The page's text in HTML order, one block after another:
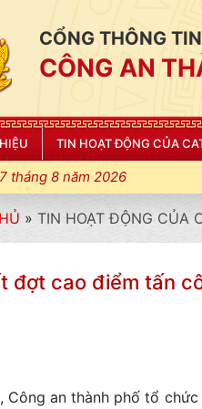
CỔNG THÔNG
CÔNG AN
TIN HOẠT ĐỘNG CỦA
tháng 8 năm 2026
DỰNG NẾP SỐNG VĂN
» TIN HOẠT ĐỘNG CỦA
đợt cao điểm tấn
Công an thành phố tổ